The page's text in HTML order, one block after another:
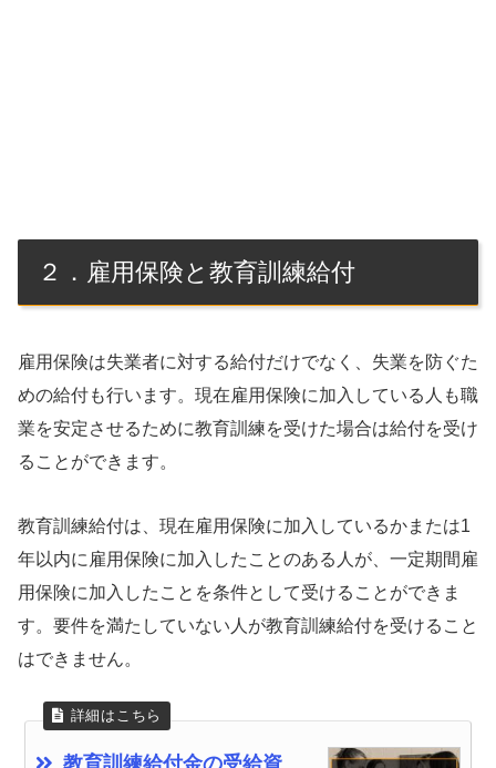
２．雇用保険と教育訓練給付
雇用保険は失業者に対する給付だけでなく、失業を防ぐた
めの給付も行います。現在雇用保険に加入している人も職
業を安定させるために教育訓練を受けた場合は給付を受け
ることができます。
教育訓練給付は、現在雇用保険に加入しているかまたは1
年以内に雇用保険に加入したことのある人が、一定期間雇
用保険に加入したことを条件として受けることができま
す。要件を満たしていない人が教育訓練給付を受けること
はできません。
教育訓練給付金の受給資